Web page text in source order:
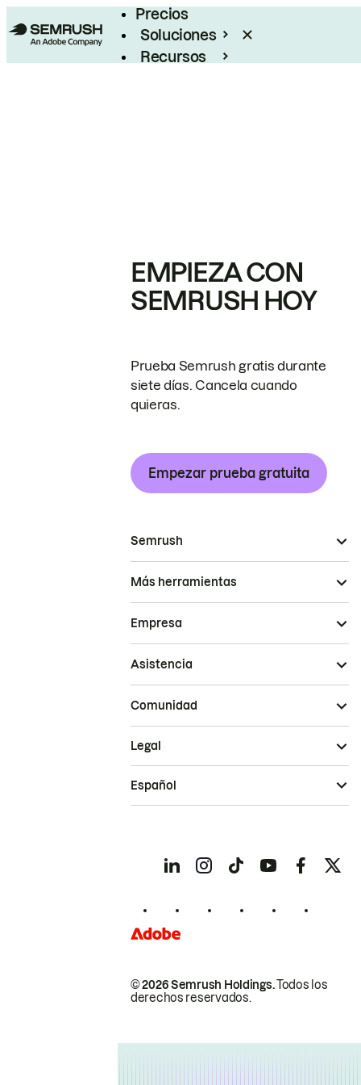
Precios
Soluciones
Recursos
EMPIEZA CON
SEMRUSH HOY
Prueba Semrush gratis durante
siete días. Cancela cuando
quieras.
Empezar prueba gratuita
Semrush
Más herramientas
Empresa
Asistencia
Comunidad
© 2026 Semrush Holdings.Todos los
derechos reservados.
Legal
Español